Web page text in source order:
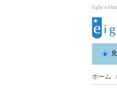
fight a
ホーム